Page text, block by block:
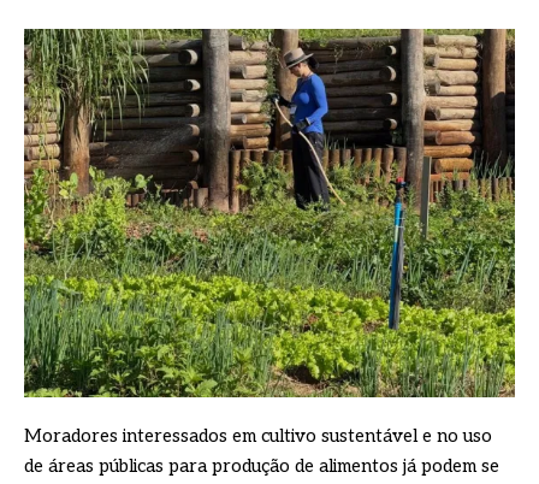
Moradores interessados em cultivo sustentável e no uso
de áreas públicas para produção de alimentos já podem se